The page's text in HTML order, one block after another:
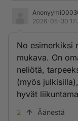
2026-05-30
No esimerkiksi
mukava. On
neliötä,
(myös
hyvät
2 Äänestä